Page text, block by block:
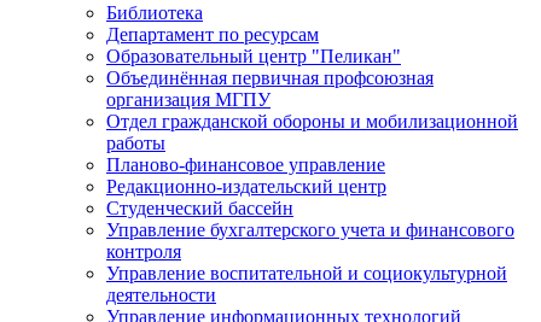
Библиотека
Департамент по ресурсам
Образовательный центр "Пеликан"
Объединённая первичная профсоюзная
организация МГПУ
Отдел гражданской обороны и мобилизационной
работы
Планово-финансовое управление
Редакционно-издательский центр
Студенческий бассейн
Управление бухгалтерского учета и финансового
контроля
Управление воспитательной и социокультурной
деятельности
Управление информационных технологий